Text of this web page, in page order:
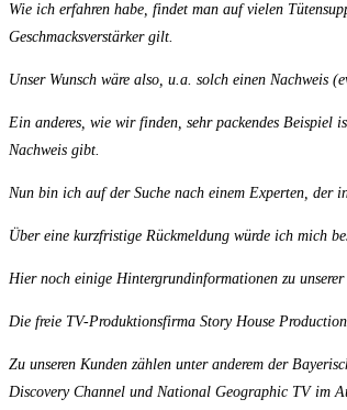
Wie ich erfahren habe, findet man auf vielen
Geschmacksverstärker gilt.
Unser Wunsch wäre also, u.a. solch einen Nachweis
Ein anderes, wie wir finden, sehr packendes Beispiel
Nachweis gibt.
Nun bin ich auf der Suche nach einem Experten, der
Über eine kurzfristige Rückmeldung würde ich mich
Hier noch einige Hintergrundinformationen zu
Die freie TV-Produktionsfirma Story House
Zu unseren Kunden zählen unter anderem der
Discovery Channel und National Geographic TV im